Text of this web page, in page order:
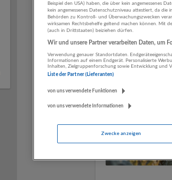
Beispiel den USA) haben, die über kein angemessenes
kein angemessenes Datenschutzniveau attestiert, da
Behörden zu Kontroll- und Überwachungszwecken
wirksamen Rechtsbehelfe geltend machen können. Mit
(auch in Drittstaaten) beiziehen dürfen.
Wir und unsere Partner verarbeiten Daten, um
Verwendung genauer Standortdaten.
Informationen auf einem Endgerät. Personalisierte
Inhalten, Zielgruppenforschung sowie Entwicklung und
Liste der Partner (Lieferanten)
von uns verwendete Funktionen
von uns verwendete Informationen
Zwecke anzeigen